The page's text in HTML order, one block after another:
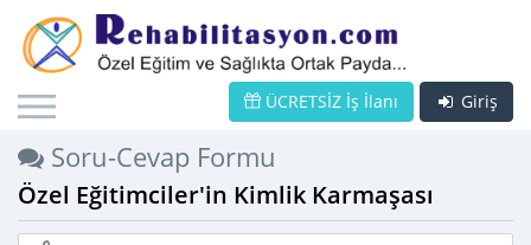
Giriş
ÜCRETSİZ İş İlanı
Soru-Cevap Formu
Özel Eğitimciler'in Kimlik Karmaşası